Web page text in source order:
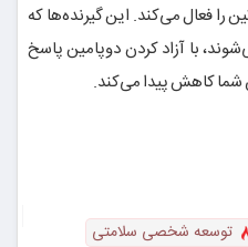
را فعال می‌کند. این گیرنده‌ها که
با آزاد کردن دوپامین پاسخ
شما کاهش پیدا می‌کند.
توسعه شخصی سلامتی